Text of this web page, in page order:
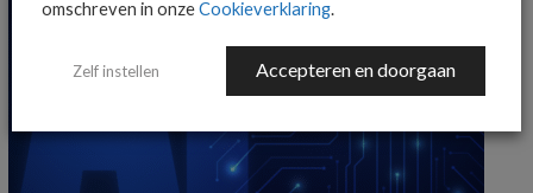
omschreven in onzeCookieverklaring.
Zelf instellen Accepteren en doorgaan